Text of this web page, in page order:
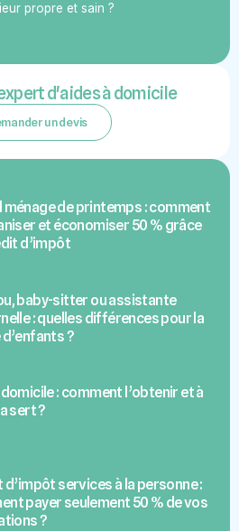
propre et sain ?
d'aides à domicile
un devis
ménage de printemps : comment
et économiser 50 % grâce
d’impôt
baby-sitter ou assistante
: quelles différences pour la
?
domicile : comment l’obtenir et à
sert ?
d’impôt services à la personne :
payer seulement 50 % de vos
?